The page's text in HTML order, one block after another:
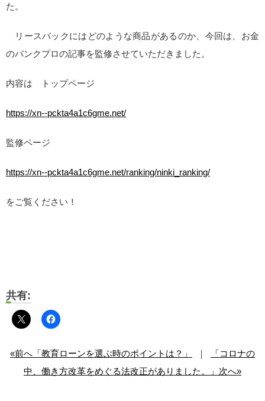
た。
リースバックにはどのような商品があるのか、今回は、お金
のバンクプロの記事を監修させていただきました。
内容は トップページ
https://xn--pckta4a1c6gme.net/
監修ページ
https://xn--pckta4a1c6gme.net/ranking/ninki_ranking/
をご覧ください！
共有:
«前へ「教育ローンを選ぶ時のポイントは？」
「コロナの
中、働き方改革をめぐる法改正がありました。」次へ»